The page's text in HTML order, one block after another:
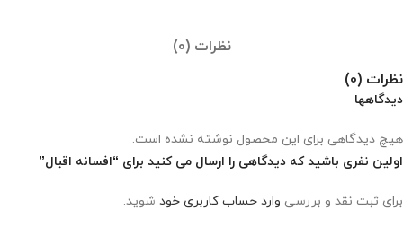
نظرات (0)
نظرات (0)
دیدگاهها
هیچ دیدگاهی برای این محصول نوشته نشده است.
اولین نفری باشید که دیدگاهی را ارسال می کنید برای “افسانه اقبال”
برای ثبت نقد و بررسی وارد حساب کاربری خود شوید.